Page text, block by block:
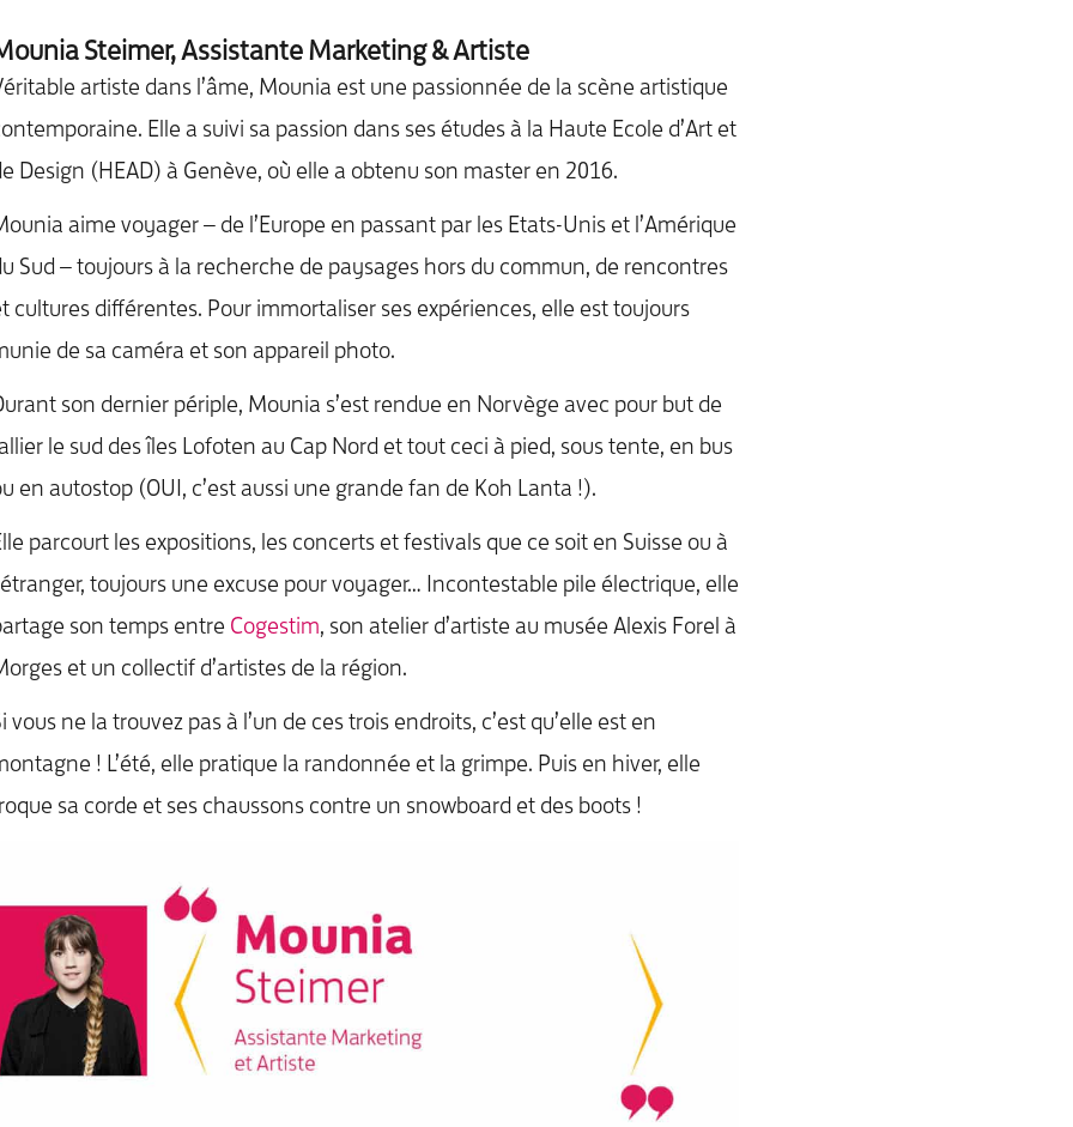
Steimer, Assistante Marketing & Artiste
artiste dans l’âme, Mounia est une passionnée de la scène artistique
Elle a suivi sa passion dans ses études à la Haute Ecole d’Art et
Design (HEAD) à Genève, où elle a obtenu son master en 2016.
aime voyager – de l’Europe en passant par les Etats-Unis et l’Amérique
Sud – toujours à la recherche de paysages hors du commun, de rencontres
cultures différentes. Pour immortaliser ses expériences, elle est toujours
de sa caméra et son appareil photo.
son dernier périple, Mounia s’est rendue en Norvège avec pour but de
le sud des îles Lofoten au Cap Nord et tout ceci à pied, sous tente, en bus
en autostop (OUI, c’est aussi une grande fan de Koh Lanta !).
parcourt les expositions, les concerts et festivals que ce soit en Suisse ou à
toujours une excuse pour voyager… Incontestable pile électrique, elle
son temps entre Cogestim, son atelier d’artiste au musée Alexis Forel à
et un collectif d’artistes de la région.
vous ne la trouvez pas à l’un de ces trois endroits, c’est qu’elle est en
! L’été, elle pratique la randonnée et la grimpe. Puis en hiver, elle
sa corde et ses chaussons contre un snowboard et des boots !